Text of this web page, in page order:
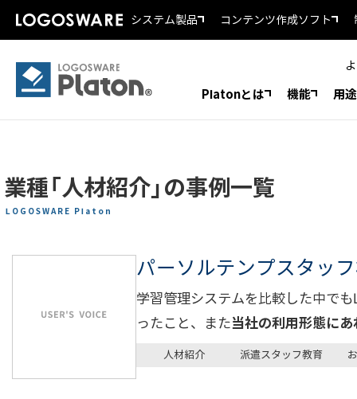
システム製品 コンテンツ作成ソフト
Platonとは 機能 用
業種「人材紹介」の事例一覧
LOGOSWARE Platon
パーソルテンプスタッ
学習管理システムを比較した中で
ったこと、また当社の利用形態に
人材紹介 派遣スタッフ教育